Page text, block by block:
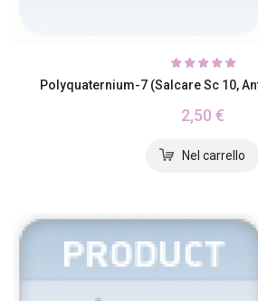
Polyquaternium-7 (salcare Sc 10,
2,50 €